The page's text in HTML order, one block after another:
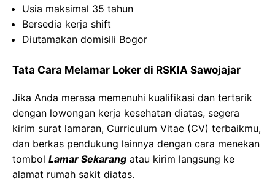
Usia maksimal 35 tahun
Bersedia kerja shift
Diutamakan domisili Bogor
Tata Cara Melamar Loker di RSKIA Sawojajar
Jika Anda merasa memenuhi kualifikasi dan tertarik
dengan lowongan kerja kesehatan diatas, segera
kirim surat lamaran, Curriculum Vitae (CV) terbaikmu,
dan berkas pendukung lainnya dengan cara menekan
tombol Lamar Sekarang atau kirim langsung ke
alamat rumah sakit diatas.